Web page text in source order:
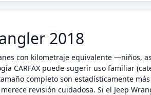
2018
con kilometraje equivalente —niños,
CARFAX puede sugerir uso familiar
completo son estadísticamente
revisión cuidadosa. Si el Jeep